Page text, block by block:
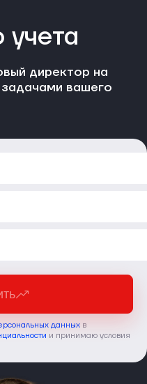
учета
директор на
вашего
данных в
и принимаю условия